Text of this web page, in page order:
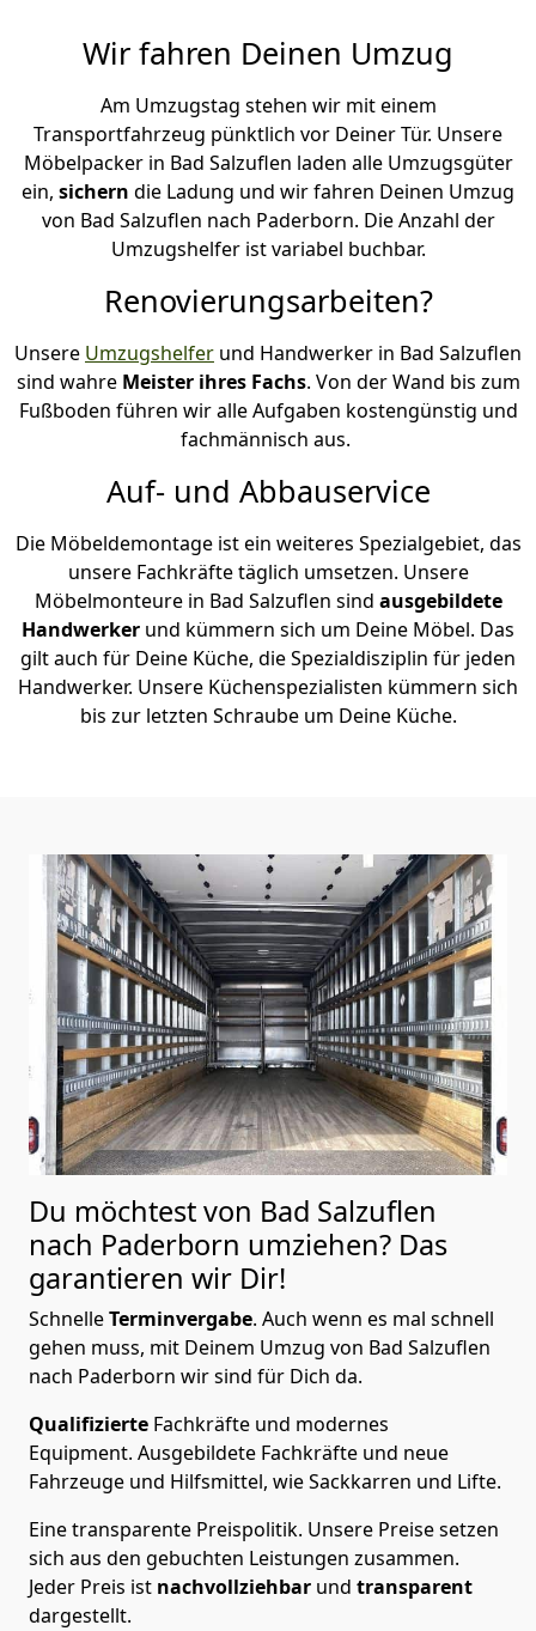
Wir fahren Deinen Umzug
Am Umzugstag stehen wir mit einem
Transportfahrzeug pünktlich vor Deiner Tür. Unsere
Möbelpacker in Bad Salzuflen laden alle Umzugsgüter
ein, sichern die Ladung und wir fahren Deinen Umzug
von Bad Salzuflen nach Paderborn. Die Anzahl der
Umzugshelfer ist variabel buchbar.
Renovierungsarbeiten?
Unsere Umzugshelfer und Handwerker in Bad Salzuflen
sind wahre Meister ihres Fachs. Von der Wand bis zum
Fußboden führen wir alle Aufgaben kostengünstig und
fachmännisch aus.
Auf- und Abbauservice
Die Möbeldemontage ist ein weiteres Spezialgebiet, das
unsere Fachkräfte täglich umsetzen. Unsere
Möbelmonteure in Bad Salzuflen sind ausgebildete
Handwerker und kümmern sich um Deine Möbel. Das
gilt auch für Deine Küche, die Spezialdisziplin für jeden
Handwerker. Unsere Küchenspezialisten kümmern sich
bis zur letzten Schraube um Deine Küche.
Du möchtest von Bad Salzuflen
nach Paderborn umziehen? Das
garantieren wir Dir!
SchnelleTerminvergabe. Auch wenn es mal schnell
gehen muss, mit Deinem Umzug von Bad Salzuflen
nach Paderborn wir sind für Dich da.
Qualifizierte Fachkräfte und modernes
Equipment. Ausgebildete Fachkräfte und neue
Fahrzeuge und Hilfsmittel, wie Sackkarren und Lifte.
Eine transparente Preispolitik. Unsere Preise setzen
sich aus den gebuchten Leistungen zusammen.
Jeder Preis ist nachvollziehbar und transparent
dargestellt.